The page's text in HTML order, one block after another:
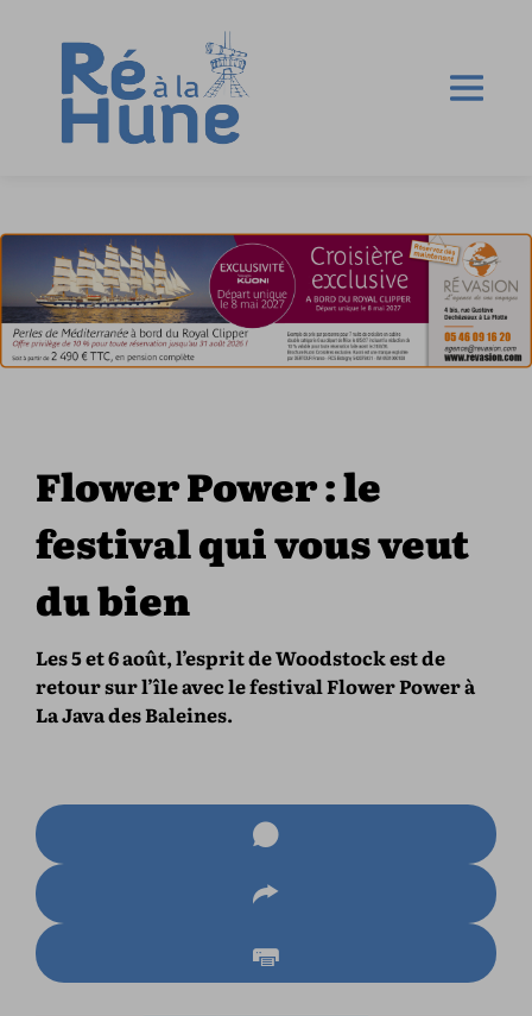
Flower Power : le
festival qui vous veut
du bien
Les 5 et 6 août, l’esprit de Woodstock est de
retour sur l’île avec le festival Flower Power à
La Java des Baleines.